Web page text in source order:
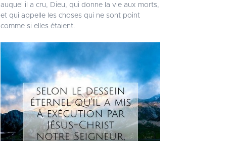
auquel il a cru, Dieu, qui donne la vie aux morts,
et qui appelle les choses qui ne sont point
comme si elles étaient.